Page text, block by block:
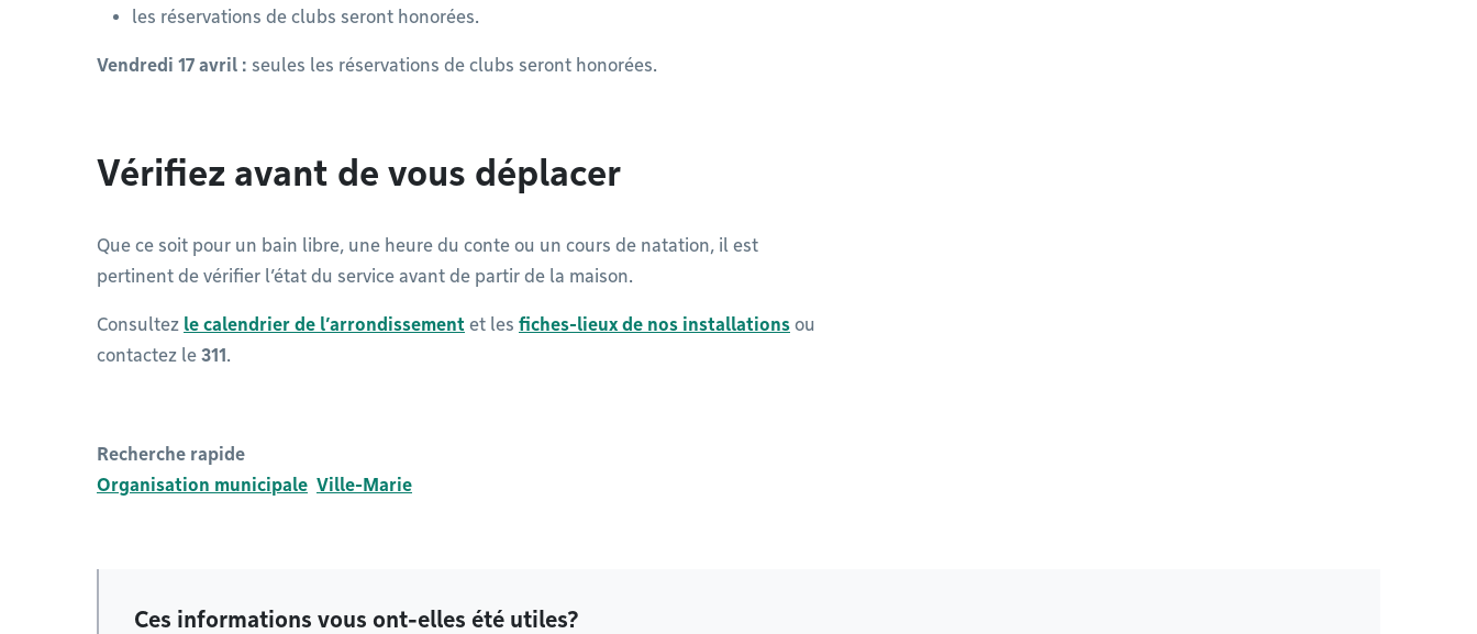
les réservations de clubs seront honorées.
Vendredi 17 avril : seules les réservations de clubs seront honorées.
Vérifiez avant de vous déplacer
Que ce soit pour un bain libre, une heure du conte ou un cours de natation, il est
pertinent de vérifier l’état du service avant de partir de la maison.
Consultez le calendrier de l’arrondissement et les fiches-lieux de nos installations ou
contactez le 311.
Recherche rapide
Organisation municipale Ville-Marie
Ces informations vous ont-elles été utiles?